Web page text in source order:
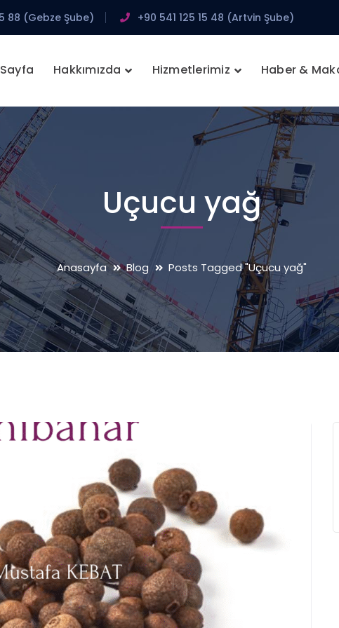
88 (Gebze Şube) +90 541 125 15 48 (Artvin Şube)
Hakkımızda Hizmetlerimiz Haber &
Uçucu yağ
Anasayfa Blog Posts Tagged "Uçucu yağ"